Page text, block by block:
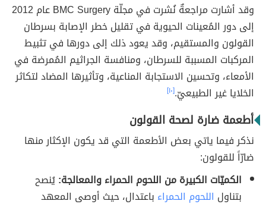
وقد أشارت مراجعةٌ نُشرت في مجلّة BMC Surgery عام 2012
إلى دور المُعينات الحيوية في تقليل خطر الإصابة بسرطان
القولون والمستقيم، وقد يعود ذلك إلى دورها في تثبيط
المركبات المسببة للسرطان، ومنافسة الجراثيم المُمرضة في
الأمعاء، وتحسين الاستجابة المناعية، وتأثيرها المضاد لتكاثر
الخلايا غير الطبيعيّ.[١٠]
أطعمة ضارة لصحة القولون
نذكر فيما ياتي بعض الأطعمة التي قد يكون الإكثار منها
ضارّاً للقولون:
الكميّات الكبيرة من اللحوم الحمراء والمعالجة:يُنصح
بتناول اللحوم الحمراء باعتدال، حيث أوصى المعهد